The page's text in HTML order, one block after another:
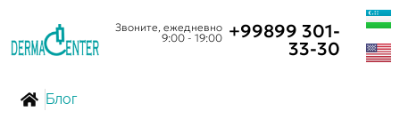
Звоните, ежедневно
9:00 - 19:00 +99899 301-
33-30
Блог